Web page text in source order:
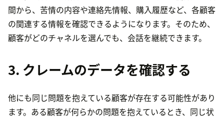
間から、苦情の内容や連絡先情報、購入履歴など、各顧客
の関連する情報を確認できるようになります。そのため、
顧客がどのチャネルを選んでも、会話を継続できます。
3. クレームのデータを確認する
他にも同じ問題を抱えている顧客が存在する可能性があり
ます。ある顧客が何らかの問題を抱えているとき、同じ状